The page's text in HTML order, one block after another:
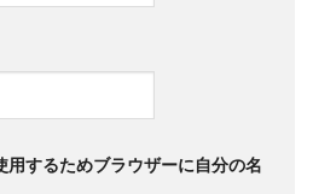
用するためブラウザーに自分の名